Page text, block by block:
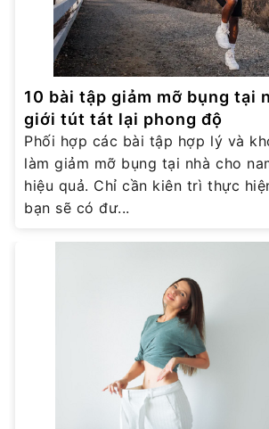
10 bài tập giảm mỡ bụng tại
giới tút tát lại phong độ
Phối hợp các bài tập hợp lý và
làm giảm mỡ bụng tại nhà cho
hiệu quả. Chỉ cần kiên trì thực
bạn sẽ có đư...